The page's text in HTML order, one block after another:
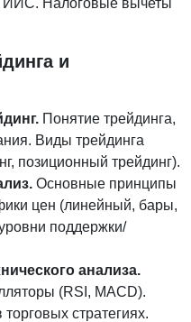
Налоговые вычеты
и
Понятие трейдинга,
Виды трейдинга
позиционный трейдинг).
Основные принципы
цен (линейный, бары,
поддержки/
анализа.
(RSI, MACD).
стратегиях.